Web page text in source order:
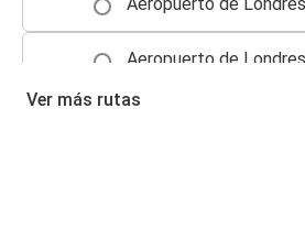
Aeropuerto de
Ver más rutas